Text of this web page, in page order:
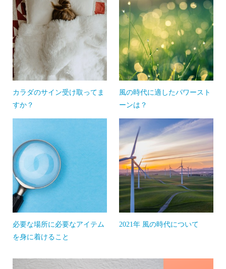
カラダのサイン受け取ってま
すか？
風の時代に適したパワースト
ーンは？
必要な場所に必要なアイテム
を身に着けること
2021年 風の時代について